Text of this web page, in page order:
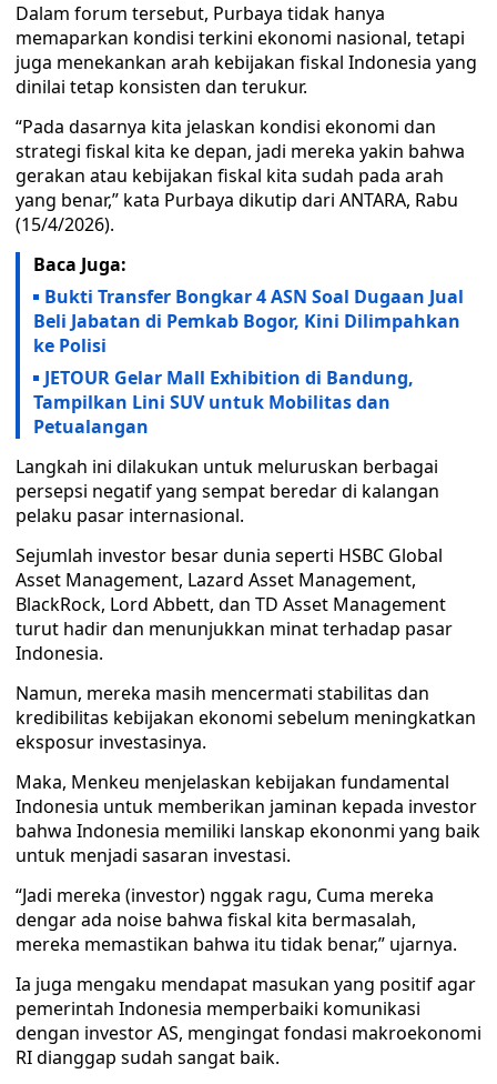
Dalam forum tersebut, Purbaya tidak hanya
memaparkan kondisi terkini ekonomi nasional, tetapi
juga menekankan arah kebijakan fiskal Indonesia yang
dinilai tetap konsisten dan terukur.
“Pada dasarnya kita jelaskan kondisi ekonomi dan
strategi fiskal kita ke depan, jadi mereka yakin bahwa
gerakan atau kebijakan fiskal kita sudah pada arah
yang benar,” kata Purbaya dikutip dari ANTARA, Rabu
(15/4/2026).
Baca Juga:
Bukti Transfer Bongkar 4 ASN Soal Dugaan Jual
Beli Jabatan di Pemkab Bogor, Kini Dilimpahkan
ke Polisi
JETOUR Gelar Mall Exhibition di Bandung,
Tampilkan Lini SUV untuk Mobilitas dan
Petualangan
Langkah ini dilakukan untuk meluruskan berbagai
persepsi negatif yang sempat beredar di kalangan
pelaku pasar internasional.
Sejumlah investor besar dunia seperti HSBC Global
Asset Management, Lazard Asset Management,
BlackRock, Lord Abbett, dan TD Asset Management
turut hadir dan menunjukkan minat terhadap pasar
Indonesia.
Namun, mereka masih mencermati stabilitas dan
kredibilitas kebijakan ekonomi sebelum meningkatkan
eksposur investasinya.
Maka, Menkeu menjelaskan kebijakan fundamental
Indonesia untuk memberikan jaminan kepada investor
bahwa Indonesia memiliki lanskap ekononmi yang baik
untuk menjadi sasaran investasi.
“Jadi mereka (investor) nggak ragu, Cuma mereka
dengar ada noise bahwa fiskal kita bermasalah,
mereka memastikan bahwa itu tidak benar,” ujarnya.
Ia juga mengaku mendapat masukan yang positif agar
pemerintah Indonesia memperbaiki komunikasi
dengan investor AS, mengingat fondasi makroekonomi
RI dianggap sudah sangat baik.